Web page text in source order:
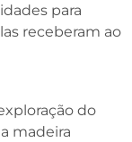
para
receberam ao
do
madeira